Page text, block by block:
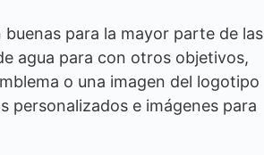
buenas para la mayor parte de las
agua para con otros objetivos,
o una imagen del logotipo
e imágenes para